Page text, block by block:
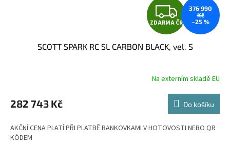
Z
D
A
R
M
A
ZDARMA ČR
376 990
Kč
–25 %
SCOTT SPARK RC SL CARBON BLACK, vel. S
Na externím skladě EU
282 743 Kč Do košíku
AKČNÍ CENA PLATÍ PŘI PLATBĚ BANKOVKAMI V HOTOVOSTI NEBO QR
KÓDEM